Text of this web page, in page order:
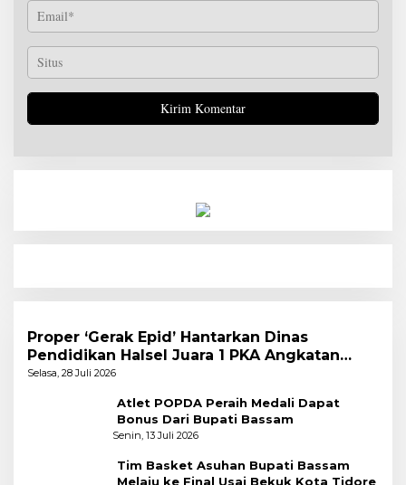
Proper ‘Gerak Epid’ Hantarkan Dinas
Pendidikan Halsel Juara 1 PKA Angkatan
Pertama
Selasa, 28 Juli 2026
Atlet POPDA Peraih Medali Dapat
Senin, 13 Juli 2026
Tim Basket Asuhan Bupati Bassam
Melaju ke Final Usai Bekuk Kota Tidore